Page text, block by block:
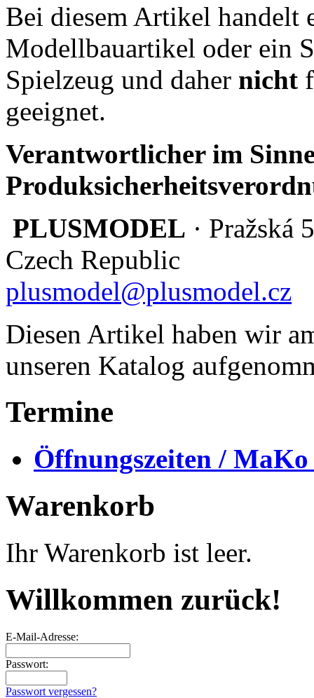
Bei diesem Artikel handelt
Modellbauartikel oder ein
Spielzeug und daher nicht
geeignet.
Verantwortlicher im
PLUSMODEL · Pražská
Czech Republic
plusmodel@plusmodel.cz
Diesen Artikel haben wir
unseren Katalog
Termine
Öffnungszeiten /
Warenkorb
Ihr Warenkorb ist leer.
Willkommen zurück!
E-Mail-Adresse:
Passwort:
Passwort vergessen?